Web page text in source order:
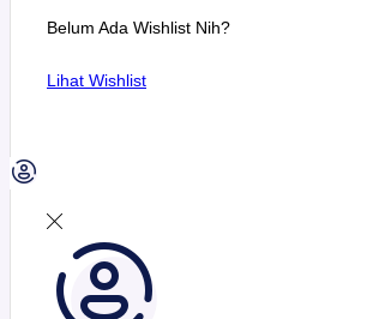
Belum Ada Wishlist Nih?
Lihat Wishlist